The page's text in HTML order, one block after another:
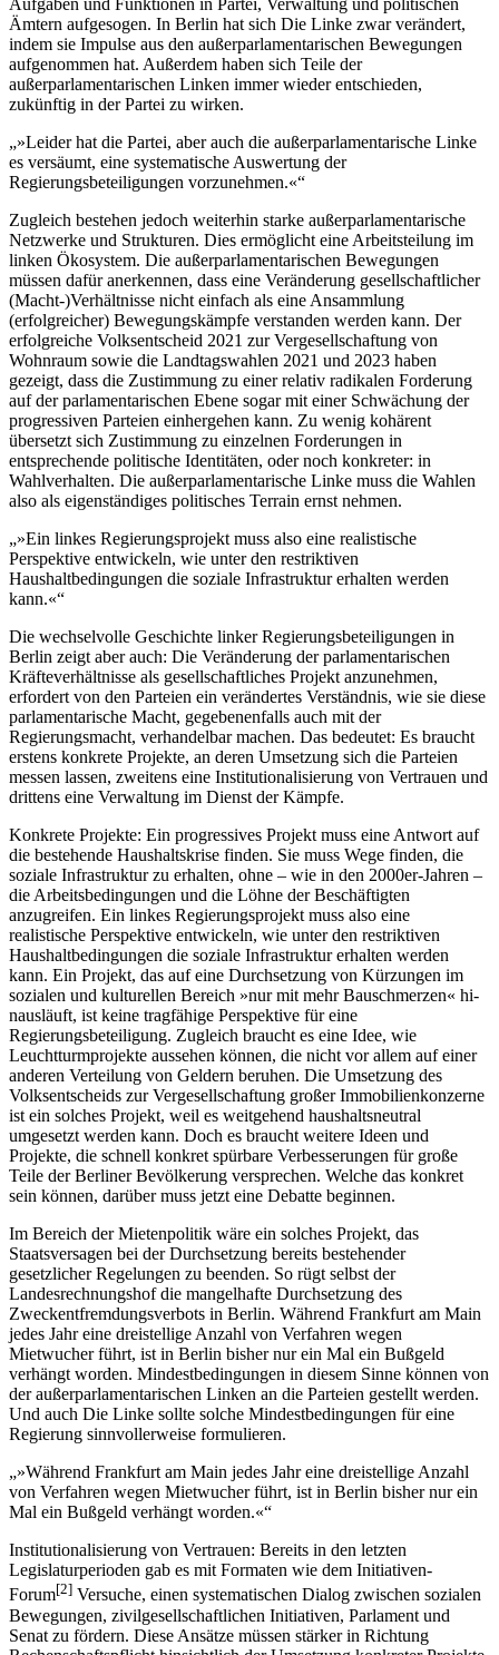
Aufgaben und Funktionen in Partei, Verwaltung und politischen
Ämtern aufgesogen. In Berlin hat sich Die Linke zwar verändert,
indem sie Impulse aus den außerparlamentarischen Bewegungen
aufgenommen hat. Außerdem haben sich Teile der
außerparlamentarischen Linken immer wieder entschieden,
zukünftig in der Partei zu wirken.
»Leider hat die Partei, aber auch die außerparlamentarische Linke
es versäumt, eine systematische Auswertung der
Regierungsbeteiligungen vorzunehmen.«
Zugleich bestehen jedoch weiterhin starke außerparlamentarische
Netzwerke und Strukturen. Dies ermöglicht eine Arbeitsteilung im
linken Ökosystem. Die außerparlamentarischen Bewegungen
müssen dafür anerkennen, dass eine Veränderung gesellschaftlicher
(Macht-)Verhältnisse nicht einfach als eine Ansammlung
(erfolgreicher) Bewegungskämpfe verstanden werden kann. Der
erfolgreiche Volksentscheid 2021 zur Vergesellschaftung von
Wohnraum sowie die Landtagswahlen 2021 und 2023 haben
gezeigt, dass die Zustimmung zu einer relativ radikalen Forderung
auf der parlamentarischen Ebene sogar mit einer Schwächung der
progressiven Parteien einhergehen kann. Zu wenig kohärent
übersetzt sich Zustimmung zu einzelnen Forderungen in
entsprechende politische Identitäten, oder noch konkreter: in
Wahlverhalten. Die außerparlamentarische Linke muss die Wahlen
also als eigenständiges politisches Terrain ernst nehmen.
»Ein linkes Regierungsprojekt muss also eine realistische
Perspektive entwickeln, wie unter den restriktiven
Haushaltbedingungen die soziale Infrastruktur erhalten werden
kann.«
Die wechselvolle Geschichte linker Regierungsbeteiligungen in
Berlin zeigt aber auch: Die Veränderung der parlamentarischen
Kräfteverhältnisse als gesellschaftliches Projekt anzunehmen,
erfordert von den Parteien ein verändertes Verständnis, wie sie diese
parlamentarische Macht, gegebenenfalls auch mit der
Regierungsmacht, verhandelbar machen. Das bedeutet: Es braucht
erstens konkrete Projekte, an deren Umsetzung sich die Parteien
messen lassen, zweitens eine Institutionalisierung von Vertrauen und
drittens eine Verwaltung im Dienst der Kämpfe.
Konkrete Projekte: Ein progressives Projekt muss eine Antwort auf
die bestehende Haushaltskrise finden. Sie muss Wege finden, die
soziale Infrastruktur zu erhalten, ohne – wie in den 2000er-Jahren –
die Arbeitsbedingungen und die Löhne der Beschäftigten
anzugreifen. Ein linkes Regierungsprojekt muss also eine
realistische Perspektive entwickeln, wie unter den restriktiven
Haushaltbedingungen die soziale Infrastruktur erhalten werden
kann. Ein Projekt, das auf eine Durchsetzung von Kürzungen im
sozialen und kulturellen Bereich »nur mit mehr Bauschmerzen« hi-
nausläuft, ist keine tragfähige Perspektive für eine
Regierungsbeteiligung. Zugleich braucht es eine Idee, wie
Leuchtturmprojekte aussehen können, die nicht vor allem auf einer
anderen Verteilung von Geldern beruhen. Die Umsetzung des
Volksentscheids zur Vergesellschaftung großer Immobilienkonzerne
ist ein solches Projekt, weil es weitgehend haushaltsneutral
umgesetzt werden kann. Doch es braucht weitere Ideen und
Projekte, die schnell konkret spürbare Verbesserungen für große
Teile der Berliner Bevölkerung versprechen. Welche das konkret
sein können, darüber muss jetzt eine Debatte beginnen.
Im Bereich der Mietenpolitik wäre ein solches Projekt, das
Staatsversagen bei der Durchsetzung bereits bestehender
gesetzlicher Regelungen zu beenden. So rügt selbst der
Landesrechnungshof die mangelhafte Durchsetzung des
Zweckentfremdungsverbots in Berlin. Während Frankfurt am Main
jedes Jahr eine dreistellige Anzahl von Verfahren wegen
Mietwucher führt, ist in Berlin bisher nur ein Mal ein Bußgeld
verhängt worden. Mindestbedingungen in diesem Sinne können von
der außerparlamentarischen Linken an die Parteien gestellt werden.
Und auch Die Linke sollte solche Mindestbedingungen für eine
Regierung sinnvollerweise formulieren.
»Während Frankfurt am Main jedes Jahr eine dreistellige Anzahl
von Verfahren wegen Mietwucher führt, ist in Berlin bisher nur ein
Mal ein Bußgeld verhängt worden.«
Institutionalisierung von Vertrauen: Bereits in den letzten
Legislaturperioden gab es mit Formaten wie dem Initiativen-
Forum[2] Versuche, einen systematischen Dialog zwischen sozialen
Bewegungen, zivilgesellschaftlichen Initiativen, Parlament und
Senat zu fördern. Diese Ansätze müssen stärker in Richtung